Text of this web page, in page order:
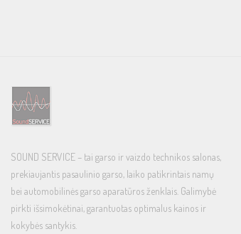
SOUND SERVICE – tai garso ir vaizdo technikos salonas,
prekiaujantis pasaulinio garso, laiko patikrintais namų
bei automobilinės garso aparatūros ženklais. Galimybė
pirkti išsimokėtinai, garantuotas optimalus kainos ir
kokybės santykis.